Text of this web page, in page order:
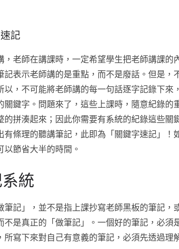
記
，老師在講課時，一定希望學生把老師講課
記表示老師講的是重點，而不是廢話。但是
以，不可能將老師講的每一句話逐字記錄下
關鍵字。問題來了，這些上課時，隨意紀錄
的拼湊起來；因此你需要有系統的紀錄這些
有條理的聽講筆記，此即為「關鍵字速記」
以節省大半的時間。
統
筆記」，並不是指上課抄寫老師黑板的筆記，
不是真正的「做筆記」。一個好的筆記，必須
所寫下來對自己有意義的筆記，必須先透過理